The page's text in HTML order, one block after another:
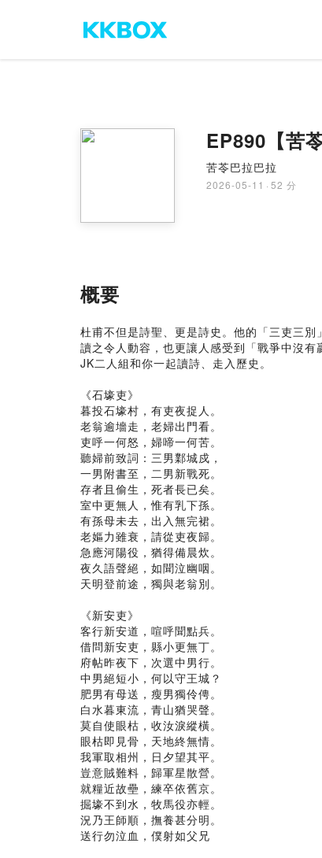
EP890【苦
苦苓巴拉巴拉
2026-05-11 · 52 分
概要
杜甫不但是詩聖、更是詩史。他的「三吏三
讀之令人動容，也更讓人感受到「戰爭中沒有
JK二人組和你一起讀詩、走入歷史。
《石壕吏》
暮投石壕村，有吏夜捉人。
老翁逾墻走，老婦出門看。
吏呼一何怒，婦啼一何苦。
聽婦前致詞：三男鄴城戍，
一男附書至，二男新戰死。
存者且偷生，死者長已矣。
室中更無人，惟有乳下孫。
有孫母未去，出入無完裙。
老嫗力雖衰，請從吏夜歸。
急應河陽役，猶得備晨炊。
夜久語聲絕，如聞泣幽咽。
天明登前途，獨與老翁別。
《新安吏》
客行新安道，喧呼聞點兵。
借問新安吏，縣小更無丁。
府帖昨夜下，次選中男行。
中男絕短小，何以守王城？
肥男有母送，瘦男獨伶俜。
白水暮東流，青山猶哭聲。
莫自使眼枯，收汝淚縱橫。
眼枯即見骨，天地終無情。
我軍取相州，日夕望其平。
豈意賊難料，歸軍星散營。
就糧近故壘，練卒依舊京。
掘壕不到水，牧馬役亦輕。
況乃王師順，撫養甚分明。
送行勿泣血，僕射如父兄